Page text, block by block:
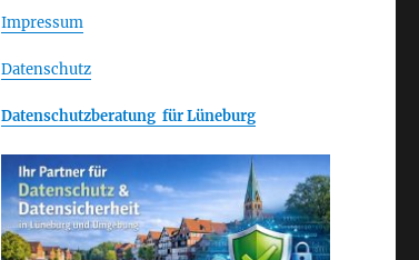
Impressum
Datenschutz
Datenschutzberatung für Lüneburg